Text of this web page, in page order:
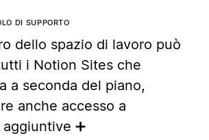
DI SUPPORTO
dello spazio di lavoro può
i Notion Sites che
a seconda del piano,
anche accesso a
➕